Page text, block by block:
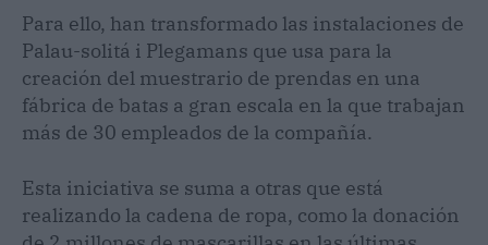
Para ello, han transformado las instalaciones de
Palau-solitá i Plegamans que usa para la
creación del muestrario de prendas en una
fábrica de batas a gran escala en la que trabajan
más de 30 empleados de la compañía.
Esta iniciativa se suma a otras que está
realizando la cadena de ropa, como la donación